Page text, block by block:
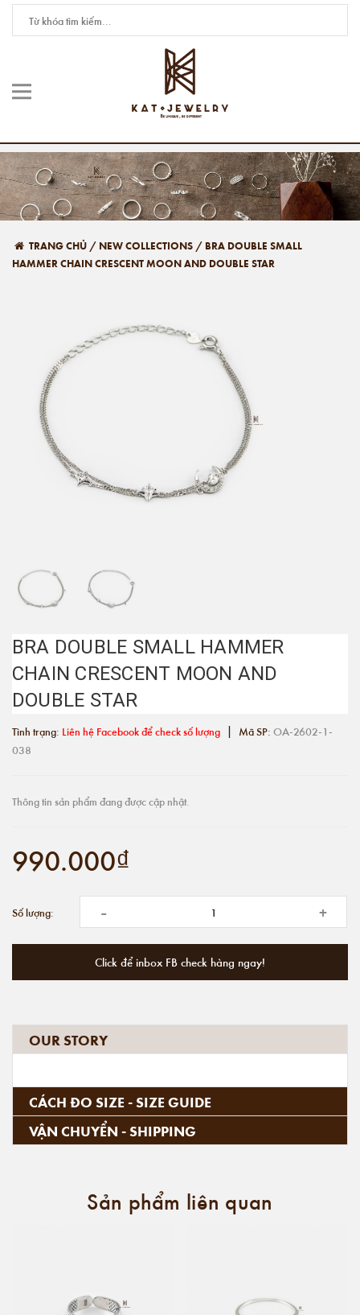
TRANG CHỦ / NEW COLLECTIONS / BRA DOUBLE SMALL
HAMMER CHAIN CRESCENT MOON AND DOUBLE STAR
BRA DOUBLE SMALL HAMMER
CHAIN CRESCENT MOON AND
DOUBLE STAR
Tình trạng: Liên hệ Facebook để check số lượng | Mã SP: OA-2602-1-
038
Thông tin sản phẩm đang được cập nhật.
990.000₫
Số lượng: - +
Click để inbox FB check hàng ngay!
OUR STORY
CÁCH ĐO SIZE - SIZE GUIDE
VẬN CHUYỂN - SHIPPING
Sản phẩm liên quan